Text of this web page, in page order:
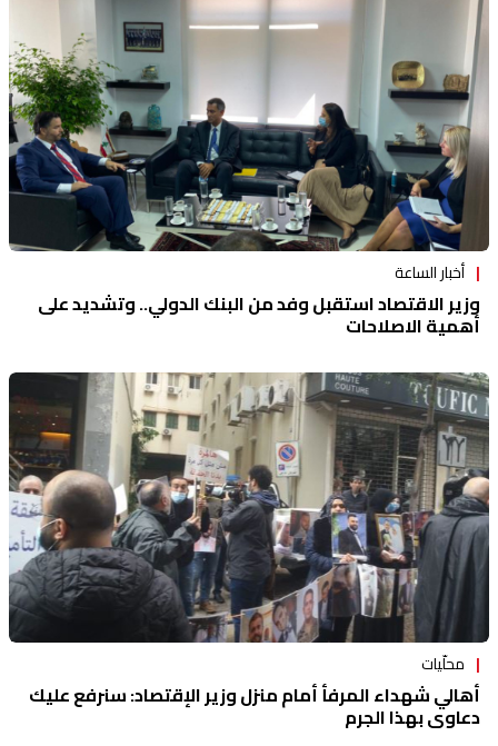
أخبار الساعة
وزير الاقتصاد استقبل وفد من البنك الدولي.. وتشديد على
أهمية الاصلاحات
محلّيات
أهالي شهداء المرفأ أمام منزل وزير الإقتصاد: سنرفع عليك
دعاوى بهذا الجرم